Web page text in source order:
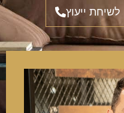
לשיחת ייעוץ